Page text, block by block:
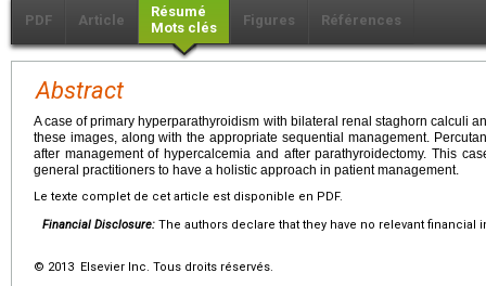
PDF Article
Résumé
Mots clés
Figures Références
Abstract
A case of primary hyperparathyroidism with bilateral renal staghorn calculi
these images, along with the appropriate sequential management.
after management of hypercalcemia and after parathyroidectomy. This
general practitioners to have a holistic approach in patient management.
Le texte complet de cet article est disponible en PDF.
Financial Disclosure: The authors declare that they have no relevant financial
© 2013 Elsevier Inc. Tous droits réservés.